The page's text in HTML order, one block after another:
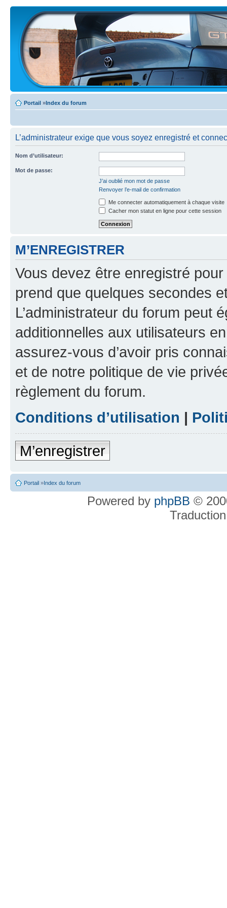
Portail »Index du forum
L’administrateur exige que vous soyez enregistré et
Nom d’utilisateur:
Mot de passe:
J’ai oublié mon mot de passe
Renvoyer l’e-mail de confirmation
Me connecter automatiquement à chaque visite
Cacher mon statut en ligne pour cette session
M’ENREGISTRER
Vous devez être enregistré
prend que quelques secondes
L’administrateur du forum peut
additionnelles aux utilisateurs
assurez-vous d’avoir pris
et de notre politique de vie
règlement du forum.
Conditions d’utilisation |
M’enregistrer
Portail »Index du forum
Powered by phpBB ©